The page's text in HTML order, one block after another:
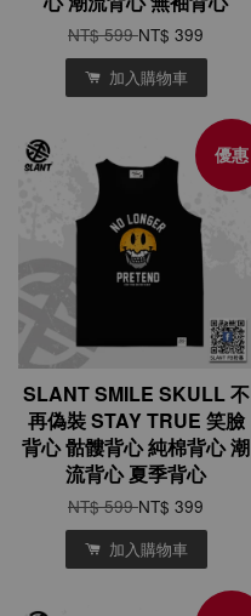
NT$ 599NT$ 399
加入購物車
優惠
SLANT SMILE SKULL 不
再偽裝 STAY TRUE 笑臉
背心 骷髏背心 純棉背心 潮
流背心 夏季背心
NT$ 599NT$ 399
加入購物車